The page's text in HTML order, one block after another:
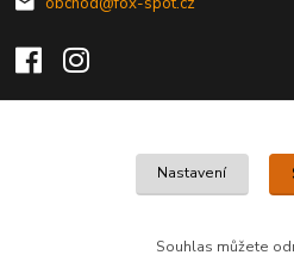
Upravit sběr
FOX's elektro z
Nastavení
Souhlas můžete